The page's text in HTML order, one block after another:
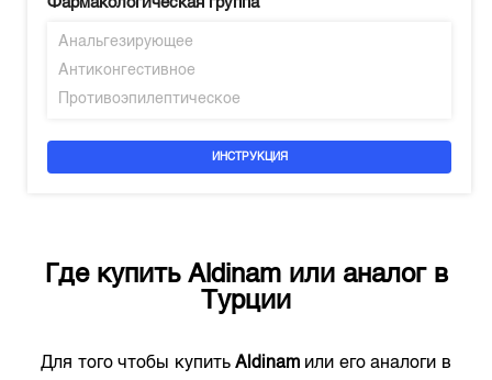
Анальгезирующее
Антиконгестивное
Противоэпилептическое
ИНСТРУКЦИЯ
Где купить Aldinamили аналог в
Турции
Для того чтобы купить Aldinam или его аналоги в